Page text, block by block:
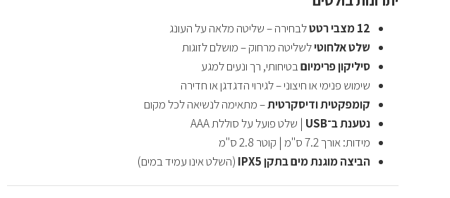
12 מצבי רטט
לבחירה – שליטה מלאה על העונג
שלט אלחוטילשליטה מרחוק – מושלם לזוגות
סיליקון פרימיוםבטיחותי, רך ונעים למגע
שימוש פנימי או חיצוני – לגירוי הדגדגן או חדירה
קומפקטית ודיסקרטית– מתאימה לנשיאה לכל מקום
נטענת ב־USB
| שלט פועל על סוללת AAA
מידות: אורך 7.2 ס"מ | קוטר 2.8 ס"מ
הביצה מוגנת מים בתקן IPX5
(השלט אינו עמיד במים)